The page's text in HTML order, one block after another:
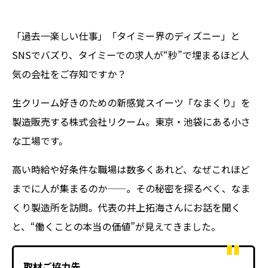
「過去一楽しい仕事」「タイミー界のディズニー」と
SNSでバズり、タイミーでの求人が“秒”で埋まるほど人
気の会社をご存知ですか？
生クリーム好きのための新感覚スイーツ「なまくり」を
製造販売する株式会社リクーム。東京・池袋にある小さ
な工場です。
高い時給や好条件な職場は数多くあれど、なぜこれほど
までに人が集まるのか——。その秘密を探るべく、なま
くり製造所を訪問。代表の井上拓海さんにお話を聞く
と、“働くことの本当の価値”が見えてきました。